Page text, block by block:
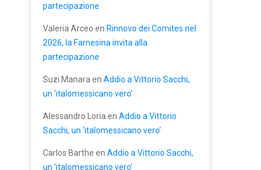
partecipazione
Valeria Arceo en Rinnovo dei Comites nel
2026, la Farnesina invita alla
partecipazione
Suzi Manara en Addio a Vittorio Sacchi,
un ‘italomessicano vero’
Alessandro Loria en Addio a Vittorio
Sacchi, un ‘italomessicano vero’
Carlos Barthe en Addio a Vittorio Sacchi,
un ‘italomessicano vero’